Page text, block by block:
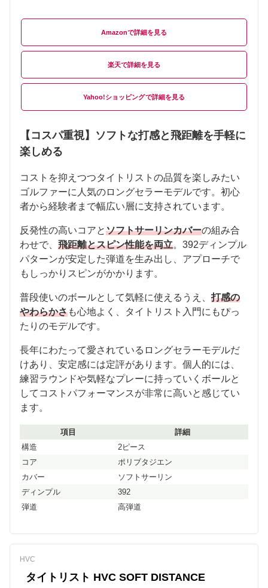
Amazon
楽天
Yahoo!ショッピング
【コスパ重視】ソフトな打感と飛距離を手軽に
楽しめる
コストを抑えつつタイトリストの品質を楽しみたい
ゴルファーに人気のロングセラーモデルです。初心
者から経験者まで幅広い層に支持されています。
反発性の高いコアとソフトサーリンカバーの組み合
わせで、 飛距離とスピン性能を両立。392ディンプル
パターンが安定した弾道を生み出し、アプローチで
もしっかりスピンがかかります。
普段使いのボールとして気軽に使えるうえ、 打感の
やわらかさも心地よく、タイトリスト入門にもぴっ
たりのモデルです。
長年にわたって愛されているロングセラーモデルだ
けあり、安定感には定評があります。個人的には、
練習ラウンドや気軽なプレーに持っていくボールと
してコストパフォーマンスが非常に高いと感じてい
ます。
項目
詳細
構造
2ピース
コア
ポリブタジエン
カバー
ソフトサーリン
ディンプル
392
弾道
高弾道
HVC
タイトリスト HVC SOFT DISTANCE